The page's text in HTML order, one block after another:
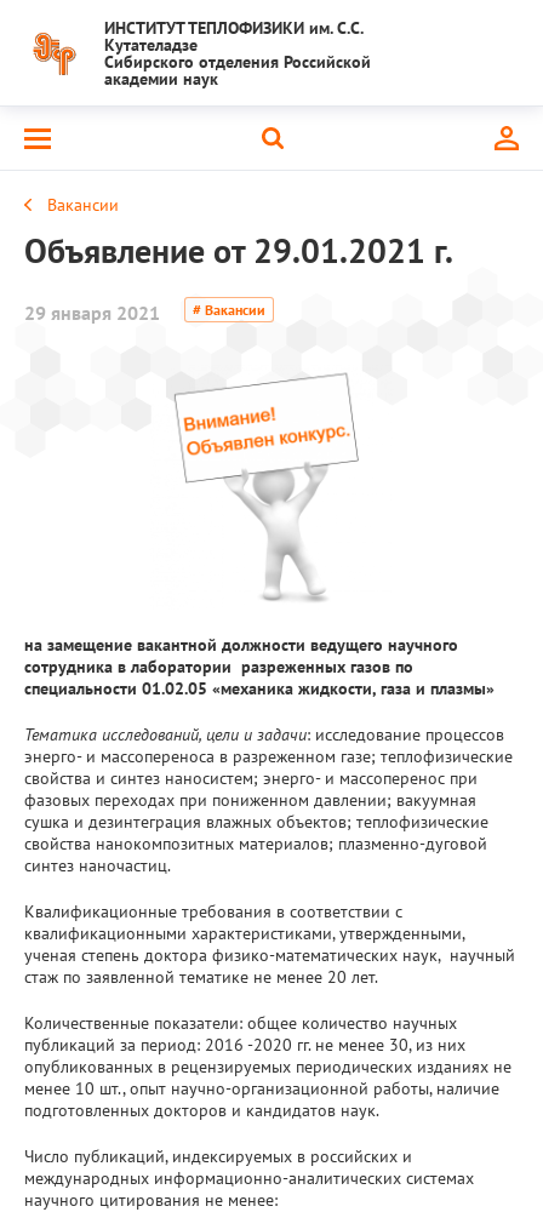
ИНСТИТУТ ТЕПЛОФИЗИКИ им. С.С.
Кутателадзе
Сибирского отделения Российской
академии наук
Вакансии
Объявление от 29.01.2021 г.
29 января 2021 # Вакансии
на замещение вакантной должности ведущего научного
сотрудника в лаборатории разреженных газов по
специальности 01.02.05 «механика жидкости, газа и плазмы»
Тематика исследований, цели и задачи: исследование процессов
энерго- и массопереноса в разреженном газе; теплофизические
свойства и синтез наносистем; энерго- и массоперенос при
фазовых переходах при пониженном давлении; вакуумная
сушка и дезинтеграция влажных объектов; теплофизические
свойства нанокомпозитных материалов; плазменно-дуговой
синтез наночастиц.
Квалификационные требования в соответствии с
квалификационными характеристиками, утвержденными,
ученая степень доктора физико-математических наук, научный
стаж по заявленной тематике не менее 20 лет.
Количественные показатели: общее количество научных
публикаций за период: 2016 -2020 гг. не менее 30, из них
опубликованных в рецензируемых периодических изданиях не
менее 10 шт., опыт научно-организационной работы, наличие
подготовленных докторов и кандидатов наук.
Число публикаций, индексируемых в российских и
международных информационно-аналитических системах
научного цитирования не менее: